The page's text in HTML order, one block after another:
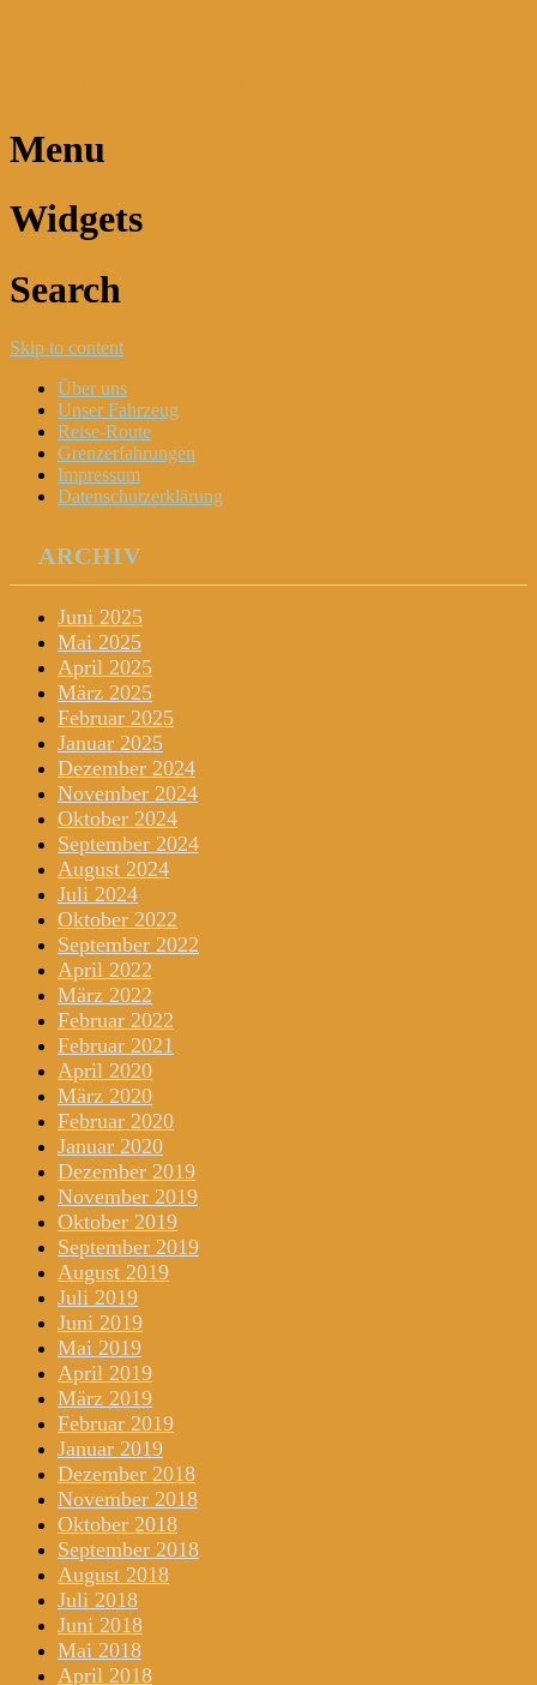
Menu
Widgets
Search
Skip to content
Über uns
Unser Fahrzeug
Reise-Route
Grenzerfahrungen
Impressum
Datenschutzerklärung
ARCHIV
Juni 2025
Mai 2025
April 2025
März 2025
Februar 2025
Januar 2025
Dezember 2024
November 2024
Oktober 2024
September 2024
August 2024
Juli 2024
Oktober 2022
September 2022
April 2022
März 2022
Februar 2022
Februar 2021
April 2020
März 2020
Februar 2020
Januar 2020
Dezember 2019
November 2019
Oktober 2019
September 2019
August 2019
Juli 2019
Juni 2019
Mai 2019
April 2019
März 2019
Februar 2019
Januar 2019
Dezember 2018
November 2018
Oktober 2018
September 2018
August 2018
Juli 2018
Juni 2018
Mai 2018
April 2018